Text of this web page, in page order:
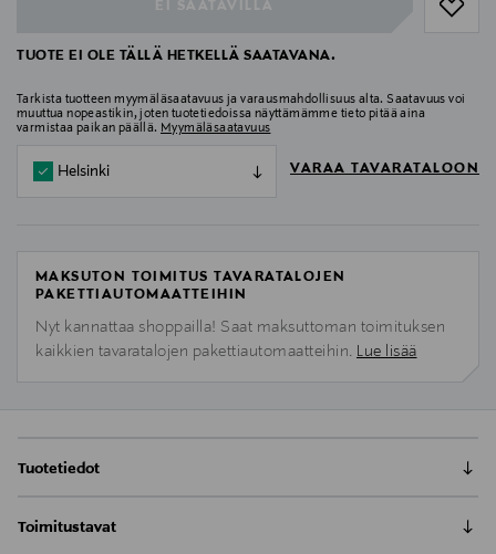
TUOTE EI OLE TÄLLÄ HETKELLÄ SAATAVANA.
Tarkista tuotteen myymäläsaatavuus ja varausmahdollisuus alta. Saatavuus voi
muuttua nopeastikin, joten tuotetiedoissa näyttämämme tieto pitää aina
varmistaa paikan päällä. Myymäläsaatavuus
Helsinki VARAA TAVARATALOON
MAKSUTON TOIMITUS TAVARATALOJEN
PAKETTIAUTOMAATTEIHIN
Nyt kannattaa shoppailla! Saat maksuttoman toimituksen
kaikkien tavaratalojen pakettiautomaatteihin. Lue lisää
Tuotetiedot
suuvesi, joka auttaa palauttamaan hampaiden
Toimitustavat